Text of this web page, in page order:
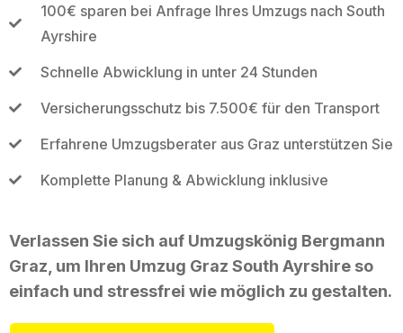
100€ sparen bei Anfrage Ihres Umzugs nach South
Ayrshire
Schnelle Abwicklung in unter 24 Stunden
Versicherungsschutz bis 7.500€ für den Transport
Erfahrene Umzugsberater aus Graz unterstützen Sie
Komplette Planung & Abwicklung inklusive
Verlassen Sie sich auf Umzugskönig Bergmann
Graz, um Ihren Umzug Graz South Ayrshire so
einfach und stressfrei wie möglich zu gestalten.